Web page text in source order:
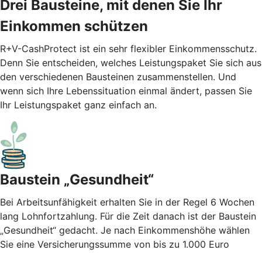
Drei Bausteine, mit denen Sie Ihr
Einkommen schützen
R+V-CashProtect ist ein sehr flexibler Einkommensschutz.
Denn Sie entscheiden, welches Leistungspaket Sie sich aus
den verschiedenen Bausteinen zusammenstellen. Und
wenn sich Ihre Lebenssituation einmal ändert, passen Sie
Ihr Leistungspaket ganz einfach an.
Baustein „Gesundheit“
Bei Arbeitsunfähigkeit erhalten Sie in der Regel 6 Wochen
lang Lohnfortzahlung. Für die Zeit danach ist der Baustein
„Gesundheit“ gedacht. Je nach Einkommenshöhe wählen
Sie eine Versicherungssumme von bis zu 1.000 Euro